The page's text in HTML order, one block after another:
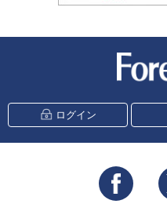
ログイン